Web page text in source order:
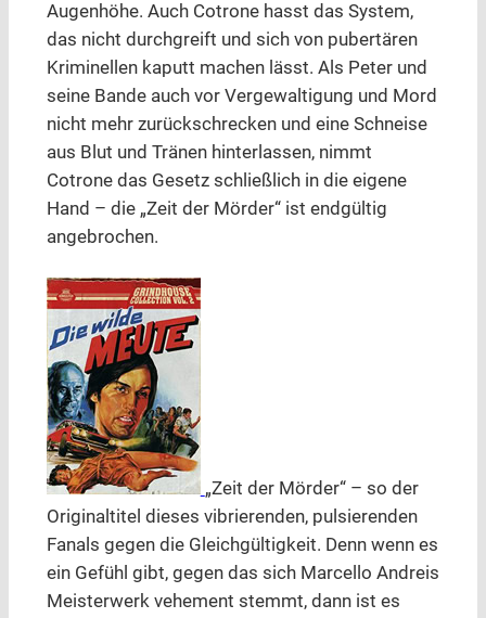
Augenhöhe. Auch Cotrone hasst das System,
das nicht durchgreift und sich von pubertären
Kriminellen kaputt machen lässt. Als Peter und
seine Bande auch vor Vergewaltigung und Mord
nicht mehr zurückschrecken und eine Schneise
aus Blut und Tränen hinterlassen, nimmt
Cotrone das Gesetz schließlich in die eigene
Hand – die „Zeit der Mörder“ ist endgültig
angebrochen.
„Zeit der Mörder“ – so der
Originaltitel dieses vibrierenden, pulsierenden
Fanals gegen die Gleichgültigkeit. Denn wenn es
ein Gefühl gibt, gegen das sich Marcello Andreis
Meisterwerk vehement stemmt, dann ist es